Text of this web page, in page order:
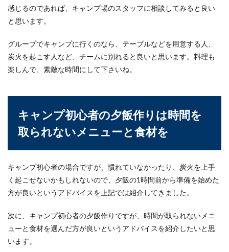
感じるのであれば、キャンプ場のスタッフに相談してみると良い
と思います。
グループでキャンプに行くのなら、テーブルなどを用意する人、
炭火を起こす人など、チームに別れると良いと思います。料理も
楽しんで、素敵な時間にして下さいね。
キャンプ初心者の夕飯作りは時間を
取られないメニューと食材を
キャンプ初心者の場合ですが、慣れていなかったり、炭火を上手
く起こせないかもしれないので、夕飯の1時間前から準備を始めた
方が良いというアドバイスを上記では紹介してきました。
次に、キャンプ初心者の夕飯作りですが、時間が取られないメニ
ューと食材を選んだ方が良いというアドバイスを紹介したいと思
います。